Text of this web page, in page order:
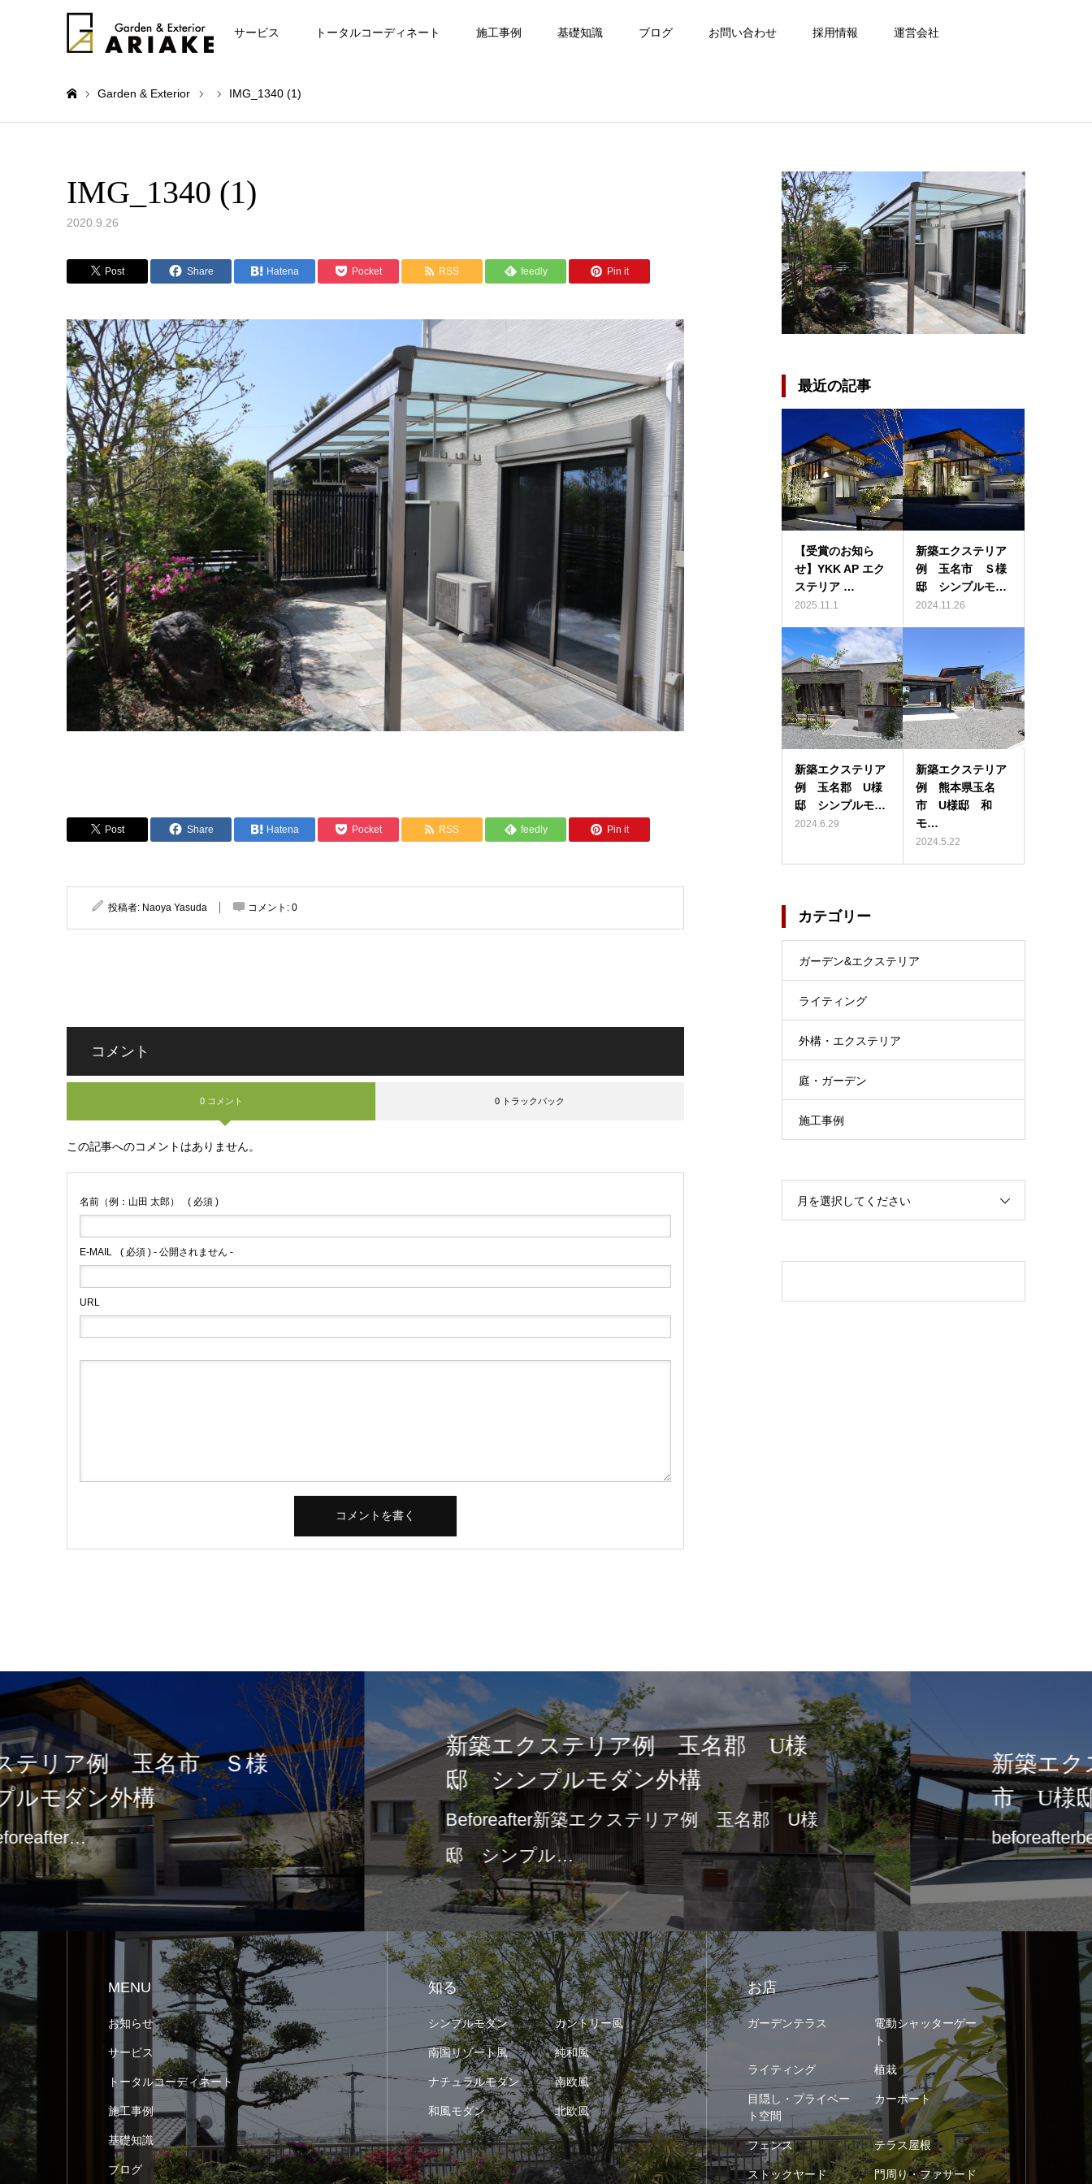
お知らせ サービス トータルコーディネート 施工事例 基礎知識 ブログ お問い合わせ 採用情報 運営会社
Garden & Exterior IMG_1340 (1)
IMG_1340 (1)
2020.9.26
Post Share Hatena Pocket RSS feedly Pin it
Post Share Hatena Pocket RSS feedly Pin it
投稿者: Naoya Yasuda コメント: 0
コメント
0 コメント 0 トラックバック
この記事へのコメントはありません。
名前（例：山田 太郎） ( 必須 )
E-MAIL ( 必須 ) - 公開されません -
URL
最近の記事
【受賞のお知ら
せ】YKK AP エク
ステリア …
2025.11.1
新築エクステリア
例 玉名市 Ｓ様
邸 シンプルモ…
2024.11.26
新築エクステリア
例 玉名郡 U様
邸 シンプルモ…
2024.6.29
新築エクステリア
例 熊本県玉名
市 U様邸 和
モ…
2024.5.22
カテゴリー
ガーデン&エクステリア
ライティング
外構・エクステリア
庭・ガーデン
施工事例
月を選択してください
新築エクステリア例 玉名郡 U様
邸 シンプルモダン外構
Beforeafter新築エクステリア例 玉名郡 U様
邸 シンプル…
新築エクステリア例 熊本県玉名
市 U様邸 和モダン外構
beforeafterbeforeafter新築エクステリ…
MENU
お知らせ
サービス
トータルコーディネート
施工事例
基礎知識
ブログ
知る
シンプルモダン カントリー風
南国リゾート風 純和風
ナチュラルモダン 南欧風
和風モダン 北欧風
お店
ガーデンテラス
電動シャッターゲー
ト
ライティング 植栽
目隠し・プライベー
ト空間
カーポート
フェンス テラス屋根
ストックヤード 門周り・ファサード